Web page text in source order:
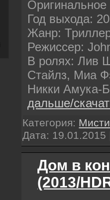
Год выхода:
Жанр:
Режиссер:
В ролях: Лив
Стайлз, Миа
Никки Амука-
дальше/
Категория:
Дата: 19.01.2015
Дом в
(2013/